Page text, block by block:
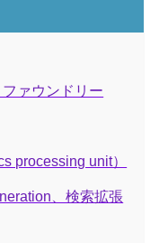
ァウンドリー
processing unit）
、検索拡張